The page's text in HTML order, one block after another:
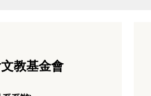
教基金會